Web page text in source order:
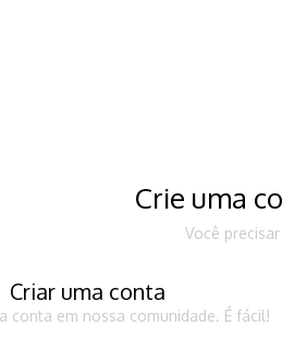
Crie uma
Você
Criar uma conta
conta em nossa comunidade. É fácil!